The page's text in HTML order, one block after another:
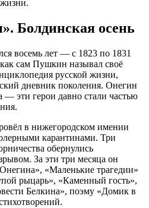
Болдинская осень
восемь лет — с 1823 по 1831
сам Пушкин называл своё
русской жизни,
дневник поколения. Онегин
эти герои давно стали частью
в нижегородском имении
карантинами. Три
обернулись
За эти три месяца он
«Маленькие трагедии»
рыцарь», «Каменный гость»,
Белкина», поэму «Домик в